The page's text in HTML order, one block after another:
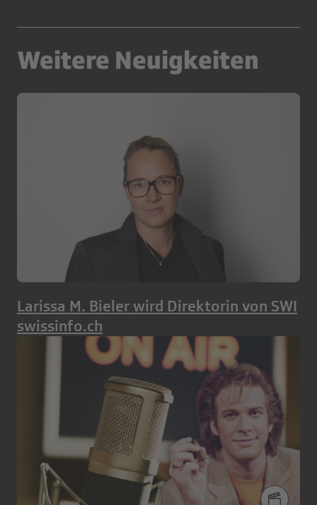
Weitere Neuigkeiten
Larissa M. Bieler wird Direktorin von SWI
swissinfo.ch